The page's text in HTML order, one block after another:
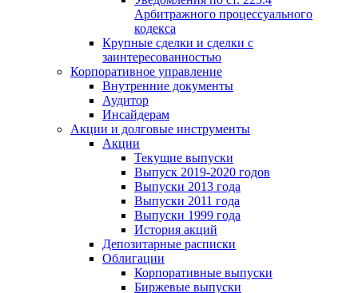
Арбитражного процессуального
кодекса
Крупные сделки и сделки с
заинтересованностью
Корпоративное управление
Внутренние документы
Аудитор
Инсайдерам
Акции и долговые инструменты
Акции
Текущие выпуски
Выпуск 2019-2020 годов
Выпуски 2013 года
Выпуски 2011 года
Выпуски 1999 года
История акций
Депозитарные расписки
Облигации
Корпоративные выпуски
Биржевые выпуски